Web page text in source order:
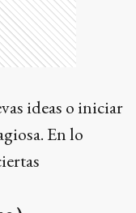
ideas o iniciar
En lo